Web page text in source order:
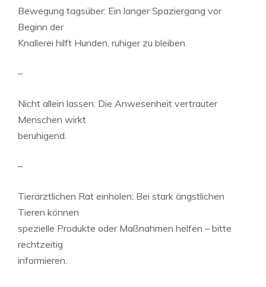
Bewegung tagsüber: Ein langer Spaziergang vor
Beginn der
Knallerei hilft Hunden, ruhiger zu bleiben.
–
Nicht allein lassen: Die Anwesenheit vertrauter
Menschen wirkt
beruhigend.
–
Tierärztlichen Rat einholen: Bei stark ängstlichen
Tieren können
spezielle Produkte oder Maßnahmen helfen – bitte
rechtzeitig
informieren.